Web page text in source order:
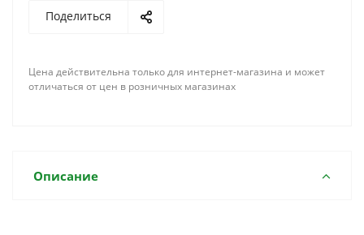
Поделиться
Цена действительна только для интернет-магазина и может
отличаться от цен в розничных магазинах
Описание